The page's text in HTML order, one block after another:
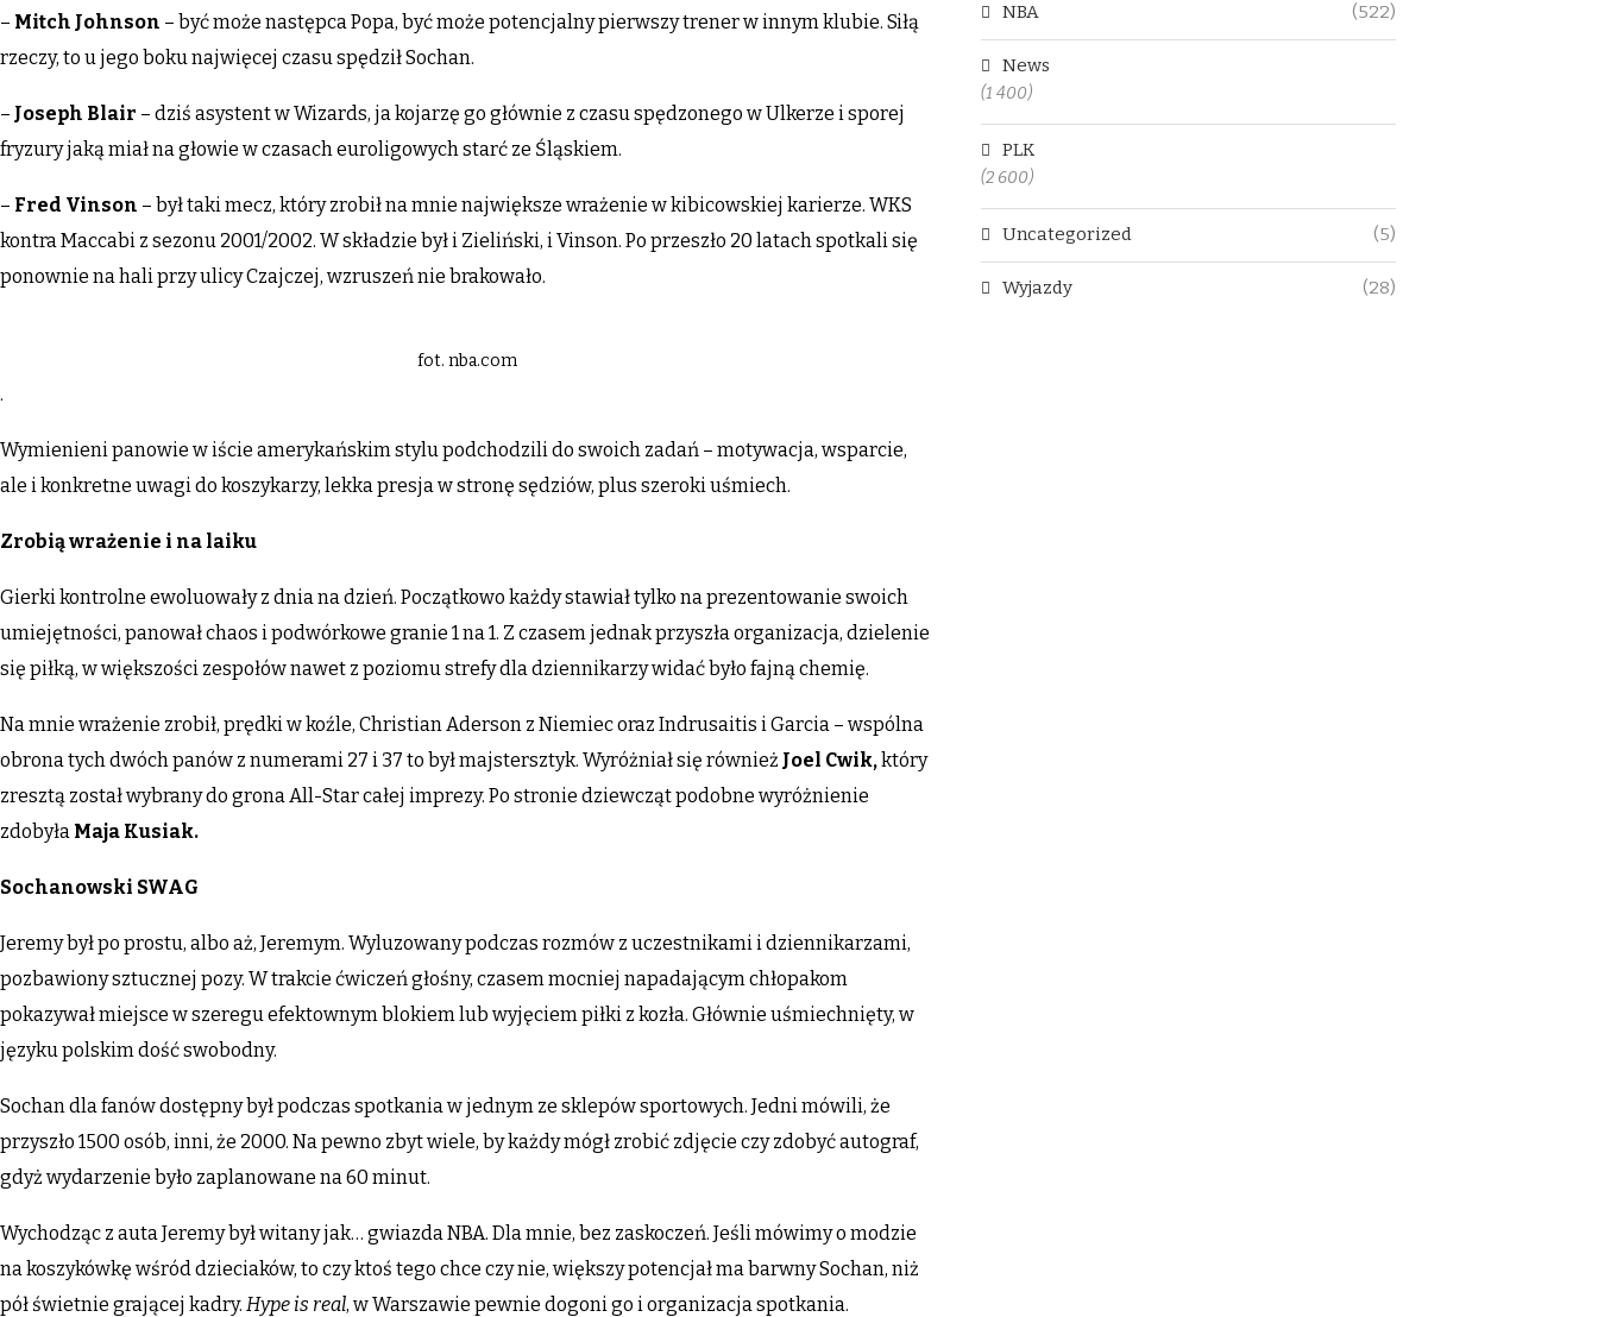
– Mitch Johnson – być może następca Popa, być może potencjalny pierwszy trener w innym klubie. Siłą
rzeczy, to u jego boku najwięcej czasu spędził Sochan.
– Joseph Blair – dziś asystent w Wizards, ja kojarzę go głównie z czasu spędzonego w Ulkerze i sporej
fryzury jaką miał na głowie w czasach euroligowych starć ze Śląskiem.
– Fred Vinson – był taki mecz, który zrobił na mnie największe wrażenie w kibicowskiej karierze. WKS
kontra Maccabi z sezonu 2001/2002. W składzie był i Zieliński, i Vinson. Po przeszło 20 latach spotkali się
ponownie na hali przy ulicy Czajczej, wzruszeń nie brakowało.
fot. nba.com
.
Wymienieni panowie w iście amerykańskim stylu podchodzili do swoich zadań – motywacja, wsparcie,
ale i konkretne uwagi do koszykarzy, lekka presja w stronę sędziów, plus szeroki uśmiech.
Zrobią wrażenie i na laiku
Gierki kontrolne ewoluowały z dnia na dzień. Początkowo każdy stawiał tylko na prezentowanie swoich
umiejętności, panował chaos i podwórkowe granie 1 na 1. Z czasem jednak przyszła organizacja, dzielenie
się piłką, w większości zespołów nawet z poziomu strefy dla dziennikarzy widać było fajną chemię.
Na mnie wrażenie zrobił, prędki w koźle, Christian Aderson z Niemiec oraz Indrusaitis i Garcia – wspólna
obrona tych dwóch panów z numerami 27 i 37 to był majstersztyk. Wyróżniał się również Joel Cwik,który
zresztą został wybrany do grona All-Star całej imprezy. Po stronie dziewcząt podobne wyróżnienie
zdobyła Maja Kusiak.
Sochanowski SWAG
Jeremy był po prostu, albo aż, Jeremym. Wyluzowany podczas rozmów z uczestnikami i dziennikarzami,
pozbawiony sztucznej pozy. W trakcie ćwiczeń głośny, czasem mocniej napadającym chłopakom
pokazywał miejsce w szeregu efektownym blokiem lub wyjęciem piłki z kozła. Głównie uśmiechnięty, w
języku polskim dość swobodny.
Sochan dla fanów dostępny był podczas spotkania w jednym ze sklepów sportowych. Jedni mówili, że
przyszło 1500 osób, inni, że 2000. Na pewno zbyt wiele, by każdy mógł zrobić zdjęcie czy zdobyć autograf,
gdyż wydarzenie było zaplanowane na 60 minut.
Wychodząc z auta Jeremy był witany jak… gwiazda NBA. Dla mnie, bez zaskoczeń. Jeśli mówimy o modzie
na koszykówkę wśród dzieciaków, to czy ktoś tego chce czy nie, większy potencjał ma barwny Sochan, niż
pół świetnie grającej kadry. Hype is real, w Warszawie pewnie dogoni go i organizacja spotkania.
NBA (522)
News
(1 400)
PLK
(2 600)
Uncategorized (5)
Wyjazdy (28)